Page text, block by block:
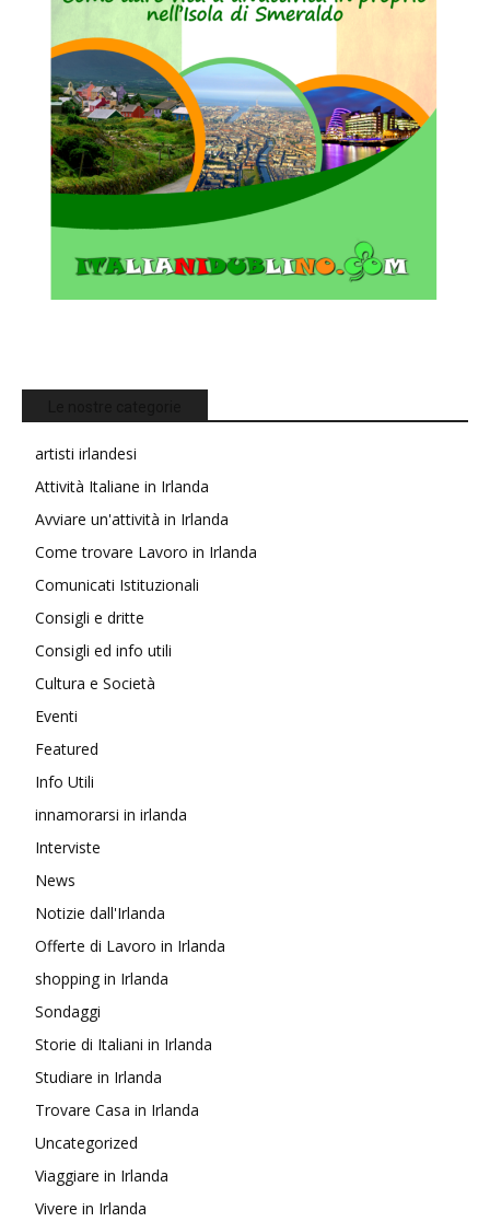
artisti irlandesi
Attività Italiane in Irlanda
Avviare un'attività in Irlanda
Come trovare Lavoro in Irlanda
Comunicati Istituzionali
Consigli e dritte
Consigli ed info utili
Cultura e Società
Eventi
Featured
Info Utili
innamorarsi in irlanda
Interviste
News
Notizie dall'Irlanda
Offerte di Lavoro in Irlanda
shopping in Irlanda
Sondaggi
Storie di Italiani in Irlanda
Studiare in Irlanda
Trovare Casa in Irlanda
Uncategorized
Viaggiare in Irlanda
Vivere in Irlanda